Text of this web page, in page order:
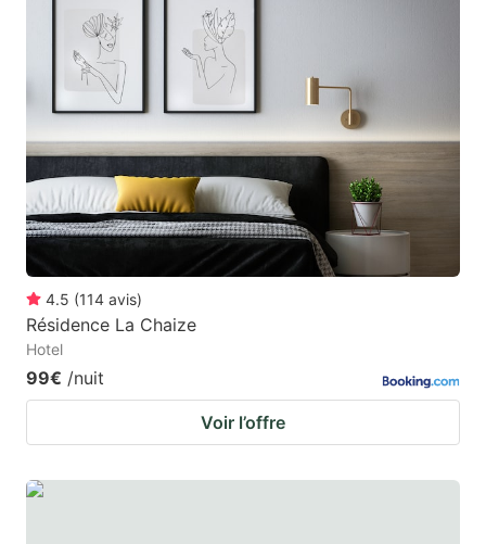
4.5 (114 avis)
Résidence La Chaize
Hotel
99€ /nuit
Voir l’offre